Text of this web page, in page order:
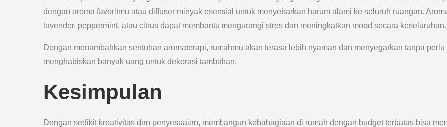
dengan aroma favoritmu atau diffuser minyak esensial untuk menyebarkan harum alami ke seluruh ruangan.
lavender, peppermint, atau citrus dapat membantu mengurangi stres dan meningkatkan mood secara keseluruhan.
Dengan menambahkan sentuhan aromaterapi, rumahmu akan terasa lebih nyaman dan menyegarkan tanpa perlu
menghabiskan banyak uang untuk dekorasi tambahan.
Kesimpulan
Dengan sedikit kreativitas dan penyesuaian, membangun kebahagiaan di rumah dengan budget terbatas bisa